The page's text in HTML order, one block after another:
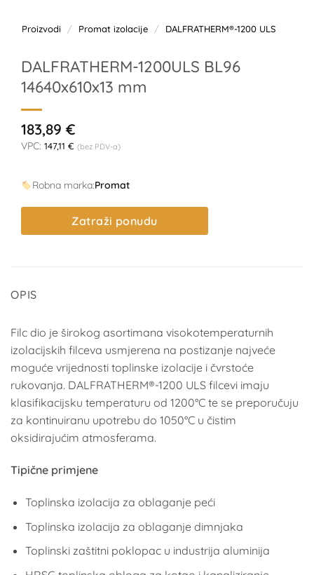
Proizvodi / Promat izolacije / DALFRATHERM®-1200 ULS
DALFRATHERM-1200ULS BL96
14640x610x13 mm
183,89 €
VPC: 147,11 € (bez PDV-a)
Robna marka:Promat
Zatraži ponudu
OPIS
Filc dio je širokog asortimana visokotemperaturnih
izolacijskih filceva usmjerena na postizanje najveće
moguće vrijednosti toplinske izolacije i čvrstoće
rukovanja. DALFRATHERM®-1200 ULS filcevi imaju
klasifikacijsku temperaturu od 1200°C te se preporučuju
za kontinuiranu upotrebu do 1050°C u čistim
oksidirajućim atmosferama.
Tipične primjene
Toplinska izolacija za oblaganje peći
Toplinska izolacija za oblaganje dimnjaka
Toplinski zaštitni poklopac u industrija aluminija